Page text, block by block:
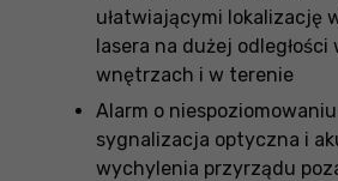
ułatwiającymi lokalizację
lasera na dużej odległości
wnętrzach i w terenie
Alarm o
sygnalizacja optyczna i
wychylenia przyrządu